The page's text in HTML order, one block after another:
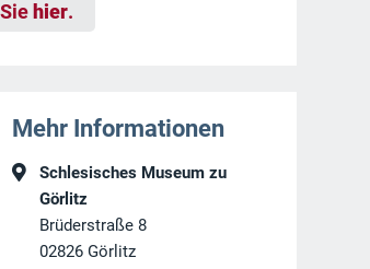
hier.
Mehr Informationen
Schlesisches Museum zu
Görlitz
Brüderstraße 8
02826 Görlitz